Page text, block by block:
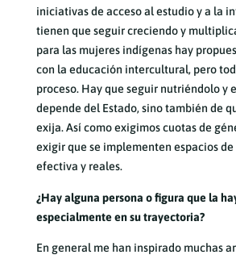
iniciativas de acceso al estudio y a la
tienen que seguir creciendo y
para las mujeres indígenas hay
con la educación intercultural, pero
proceso. Hay que seguir nutriéndolo y
depende del Estado, sino también de
exija. Así como exigimos cuotas de
exigir que se implementen espacios
efectiva y reales.
¿Hay alguna persona o figura que la
especialmente en su trayectoria?
En general me han inspirado muchas